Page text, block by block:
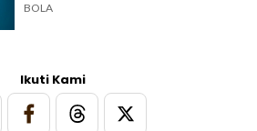
BOLA
Ikuti Kami